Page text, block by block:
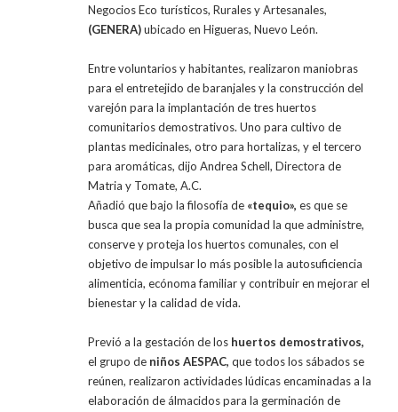
Negocios Eco turísticos, Rurales y Artesanales,
(GENERA)ubicado en Higueras, Nuevo León.
Entre voluntarios y habitantes, realizaron maniobras
para el entretejido de baranjales y la construcción del
varejón para la implantación de tres huertos
comunitarios demostrativos. Uno para cultivo de
plantas medicinales, otro para hortalizas, y el tercero
para aromáticas, dijo Andrea Schell, Directora de
Matria y Tomate, A.C.
Añadió que bajo la filosofía de «tequio», es que se
busca que sea la propia comunidad la que administre,
conserve y proteja los huertos comunales, con el
objetivo de impulsar lo más posible la autosuficiencia
alimenticia, ecónoma familiar y contribuir en mejorar el
bienestar y la calidad de vida.
Previó a la gestación de los huertos demostrativos,
el grupo de niños AESPAC, que todos los sábados se
reúnen, realizaron actividades lúdicas encaminadas a la
elaboración de álmacidos para la germinación de